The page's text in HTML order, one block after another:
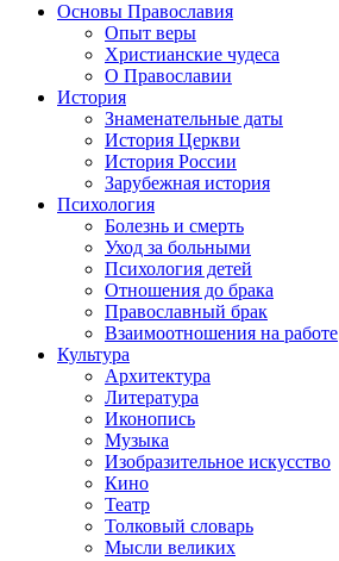
Основы Православия
Опыт веры
Христианские чудеса
О Православии
История
Знаменательные даты
История Церкви
История России
Зарубежная история
Психология
Болезнь и смерть
Уход за больными
Психология детей
Отношения до брака
Православный брак
Взаимоотношения на работе
Культура
Архитектура
Литература
Иконопись
Музыка
Изобразительное искусство
Кино
Театр
Толковый словарь
Мысли великих